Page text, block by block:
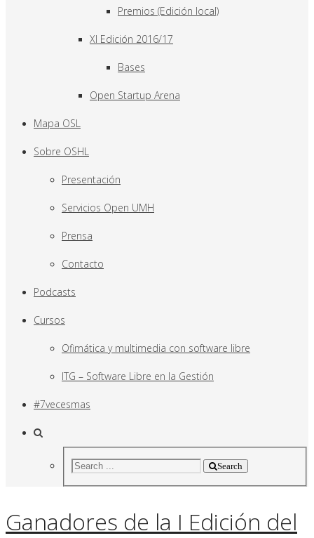
Premios (Edición local)
XI Edición 2016/17
Bases
Open Startup Arena
Mapa OSL
Sobre OSHL
Presentación
Servicios Open UMH
Prensa
Contacto
Podcasts
Cursos
Ofimática y multimedia con software libre
ITG – Software Libre en la Gestión
#7vecesmas
Search
Ganadores de la I Edición del